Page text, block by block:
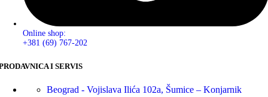
Online shop:
+381 (69) 767-202
I SERVIS
Beograd - Vojislava Ilića 102a, Šumice – Konjarnik